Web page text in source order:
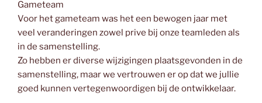
Gameteam
Voor het gameteam was het een bewogen jaar met
veel veranderingen zowel prive bij onze teamleden als
in de samenstelling.
Zo hebben er diverse wijzigingen plaatsgevonden in de
samenstelling, maar we vertrouwen er op dat we jullie
goed kunnen vertegenwoordigen bij de ontwikkelaar.